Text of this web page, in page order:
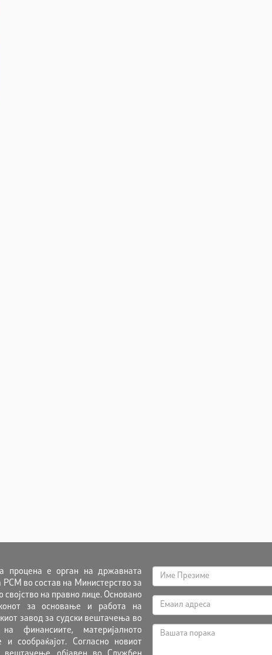
процена е орган на државната
РСМ во состав на Министерство за
својство на правно лице. Основано
за основање и работа на
завод за судски вештачења во
финансиите, материјалното
и сообраќајот. Согласно новиот